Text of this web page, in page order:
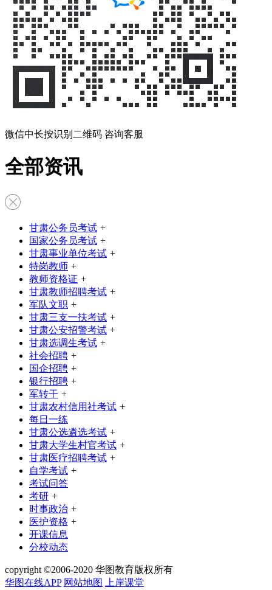
微信中长按识别二维码 咨询客服
全部资讯
甘肃公务员考试 +
国家公务员考试 +
甘肃事业单位考试 +
特岗教师 +
教师资格证 +
甘肃教师招聘考试 +
军队文职 +
甘肃三支一扶考试 +
甘肃公安招警考试 +
甘肃选调生考试 +
社会招聘 +
国企招聘 +
银行招聘 +
军转干 +
甘肃农村信用社考试 +
每日一练
甘肃公选遴选考试 +
甘肃大学生村官考试 +
甘肃医疗招聘考试 +
自学考试 +
考试问答
考研 +
时事政治 +
医护资格 +
开课信息
分校动态
copyright ©2006-2020 华图教育版权所有
华图在线APP 网站地图 上岸课堂